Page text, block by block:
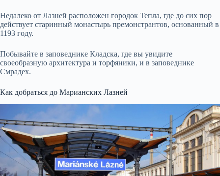
Недалеко от Лазней расположен городок Тепла, где до сих пор
действует старинный монастырь премонстрантов, основанный в
1193 году.
Побывайте в заповеднике Кладска, где вы увидите
своеобразную архитектура и торфяники, и в заповеднике
Смрадех.
Как добраться до Марианских Лазней